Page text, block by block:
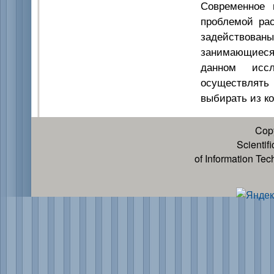
проблемой
данном
выбирать из
of Information